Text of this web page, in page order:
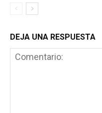
DEJA UNA RESPUESTA